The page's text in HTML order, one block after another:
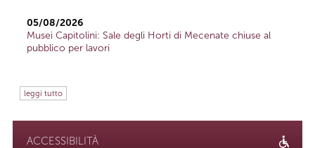
05/08/2026
Musei Capitolini: Sale degli Horti di Mecenate chiuse al
pubblico per lavori
leggi tutto
ACCESSIBILITÀ